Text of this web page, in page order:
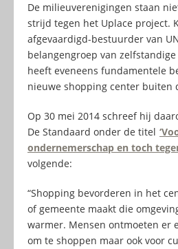
De milieuverenigingen staan
strijd tegen het Uplace project.
afgevaardigd-bestuurder van
belangengroep van
heeft eveneens fundamentele
nieuwe shopping center buiten
Op 30 mei 2014 schreef hij
De Standaard onder de titel
ondernemerschap en toch
volgende:
“Shopping bevorderen in het
of gemeente maakt die
warmer. Mensen ontmoeten er
om te shoppen maar ook voor